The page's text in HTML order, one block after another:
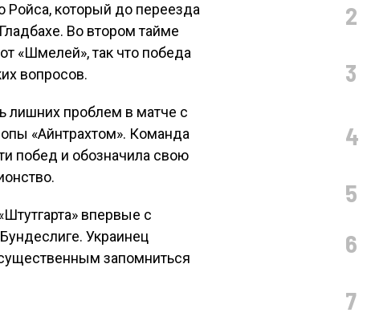
Ройса, который до переезда
Во втором тайме
«Шмелей», так что победа
вопросов.
лишних проблем в матче с
«Айнтрахтом». Команда
побед и обозначила свою
впервые с
Украинец
запомниться